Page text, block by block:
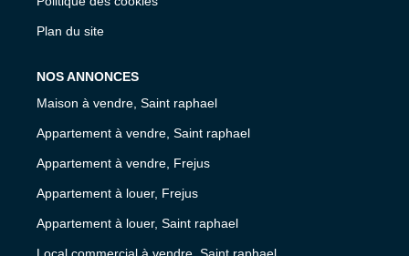
Plan du site
NOS ANNONCES
Maison à vendre, Saint raphael
Appartement à vendre, Saint raphael
Appartement à vendre, Frejus
Appartement à louer, Frejus
Appartement à louer, Saint raphael